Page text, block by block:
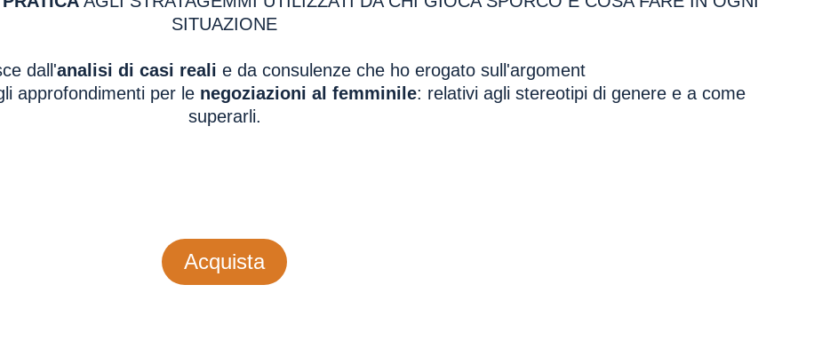
SITUAZIONE
dall'analisi di casi reali e da consulenze che ho erogato sull'argoment
approfondimenti per le negoziazioni al femminile: relativi agli stereotipi di genere e a come
superarli.
Acquista